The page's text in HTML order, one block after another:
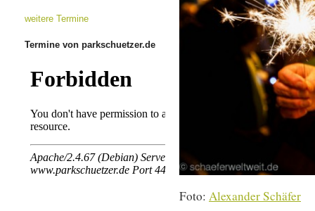
Foto: Alexander Schäfer
weitere Termine
Termine von parkschuetzer.de